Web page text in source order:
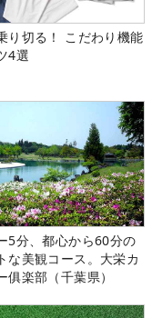
り切る！ こだわり機能
4選
5分、都心から60分の
な美観コース。大栄カ
俱楽部（千葉県）